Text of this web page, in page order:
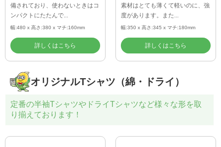
備されており、使わないときはコ
ンパクトにたたんで...
幅:480 x 高さ:380 x マチ:160mm
詳しくはこちら
素材はとても薄くて軽いのに、強
度があります。また...
幅:350 x 高さ:345 x マチ:180mm
詳しくはこちら
オリジナルTシャツ（綿・ドライ）
定番の半袖TシャツやドライTシャツなど様々な形を取
り揃えております！